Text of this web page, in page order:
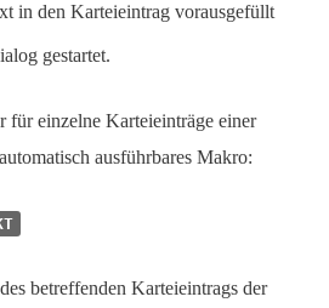
in den Karteieintrag vorausgefüllt
gestartet.
für einzelne Karteieinträge einer
ausführbares Makro:
betreffenden Karteieintrags der